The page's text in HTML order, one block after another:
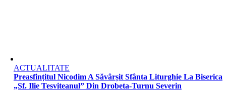
ACTUALITATE
Preasfințitul Nicodim A Săvârșit Sfânta Liturghie La Biserica
„Sf. Ilie Tesviteanul” Din Drobeta‑Turnu Severin